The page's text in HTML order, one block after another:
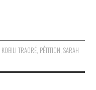
KOBILI TRAORÉ, PÉTITION, SARAH